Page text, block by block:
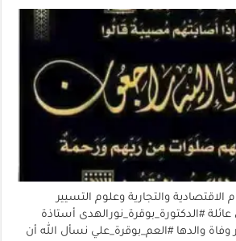
الاقتصادية والتجارية وعلوم التسيير
عائلة #الدكتورة_بوقرة_نورالهدى أستاذة
والدها #العم_بوقرة_علي نسأل الله أن